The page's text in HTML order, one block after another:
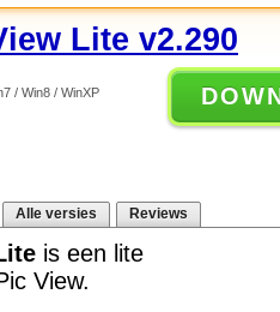
Lite v2.290
/ Win8 / WinXP
Alle versies Reviews
is een lite
View.